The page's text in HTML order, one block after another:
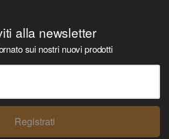
alla newsletter
sui nostri nuovi prodotti
Registrati